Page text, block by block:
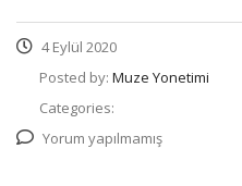
4 Eylül 2020
Posted by: Muze Yonetimi
Categories:
Yorum yapılmamış